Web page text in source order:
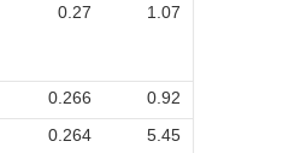
0.27 1.07
0.266
0.92
0.264 5.45